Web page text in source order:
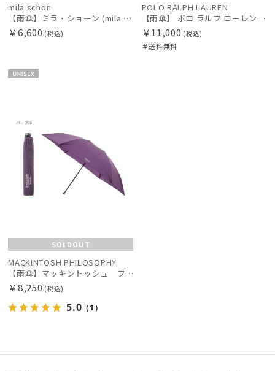
mila schon
【雨傘】ミラ・ショーン (mila schon) 花柄 折りたたみ傘 レディース 【公式ムーンバット】 ブランド グラスファイバー ギフト
￥6,600 (税込)
POLO RALPH LAUREN
【雨傘】 ポロ ラルフ ローレン (POLO RALPH LAUREN)ロゴジャガード 折りたたみ傘 【公式ムーンバット】 レディース 日本製 軽量 グラスファイバー ギフト
￥11,000 (税込)
＃送料無料
SOLDOUT
MACKINTOSH PHILOSOPHY
【雨傘】マッキントッシュ フィロソフィー (MACKINTOSH PHILOSOPHY) バーブレラ 無地 軽量 折りたたみ傘 ユニセックス
￥8,250 (税込)
5.0 （1）